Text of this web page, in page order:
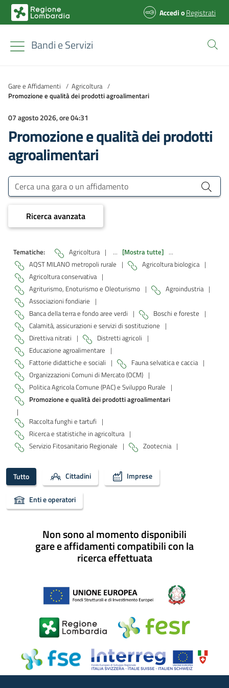
AccedioRegistrati
Bandi e Servizi
Gare e Affidamenti / Agricoltura /
Promozione e qualità dei prodotti agroalimentari
07 agosto 2026, ore 04:31
Promozione e qualità dei prodotti
agroalimentari
Bandi e Servizi
Cerca una gara o un affidamento
Ricerca avanzata
Tematiche: Agricoltura | ... [Mostra tutte] ...
AQST MILANO metropoli rurale | Agricoltura biologica |
Agricoltura conservativa |
Agriturismo, Enoturismo e Oleoturismo | Agroindustria |
Associazioni fondiarie |
Banca della terra e fondo aree verdi | Boschi e foreste |
Calamità, assicurazioni e servizi di sostituzione |
Direttiva nitrati | Distretti agricoli |
Educazione agroalimentare |
Fattorie didattiche e sociali | Fauna selvatica e caccia |
Organizzazioni Comuni di Mercato (OCM) |
Politica Agricola Comune (PAC) e Sviluppo Rurale |
Promozione e qualità dei prodotti agroalimentari
|
Raccolta funghi e tartufi |
Ricerca e statistiche in agricoltura |
Servizio Fitosanitario Regionale | Zootecnia |
Tutto Cittadini Imprese
Enti e operatori
Non sono al momento disponibili
gare e affidamenti compatibili con la
ricerca effettuata